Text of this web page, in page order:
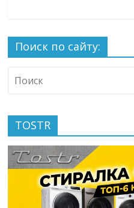
Поиск по сайту:
TOSTR